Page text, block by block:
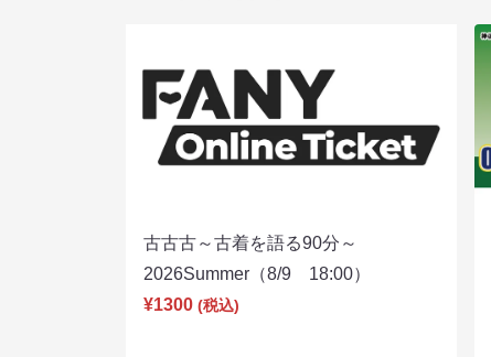
古古古～古着を語る90分～
2026Summer（8/9 18:00）
¥1300 (税込)